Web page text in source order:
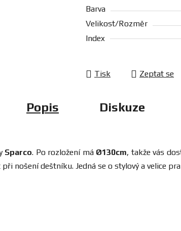
Barva
Velikost/Rozměr
Index
Tisk Zeptat se
Popis Diskuze
Sparco. Po rozložení má Ø130cm, takže vás
nošení deštníku. Jedná se o stylový a velice